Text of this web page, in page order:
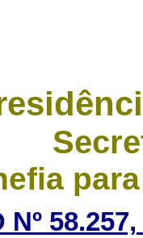
Nº